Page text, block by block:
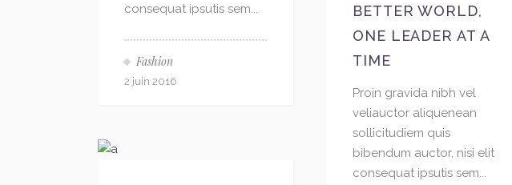
consequat ipsutis sem...
Fashion
2 juin 2016
BETTER WORLD,
ONE LEADER AT A
TIME
Proin gravida nibh vel
veliauctor aliquenean
sollicitudiem quis
bibendum auctor, nisi elit
consequat ipsutis sem...